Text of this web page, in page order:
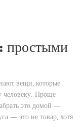
простыми
вещи, которые
человеку. Проще
это домой —
— это не товар, хотя